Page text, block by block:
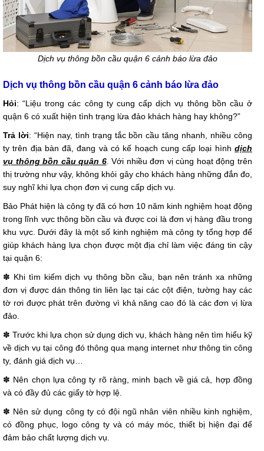
Dịch vụ thông bồn cầu quận 6 cảnh báo lừa đảo
Dịch vụ thông bồn cầu quận 6 cảnh báo lừa đảo
Hỏi: “Liệu trong các công ty cung cấp dịch vụ thông bồn cầu ở
quận 6 có xuất hiện tình trạng lừa đảo khách hàng hay không?”
Trả lời: “Hiện nay, tình trạng tắc bồn cầu tăng nhanh, nhiều công
ty trên địa bàn đã, đang và có kế hoạch cung cấp loại hình dịch
vụ thông bồn cầu quận 6. Với nhiều đơn vị cùng hoạt động trên
thị trường như vậy, không khỏi gây cho khách hàng những đắn đo,
suy nghĩ khi lựa chọn đơn vị cung cấp dịch vụ.
Bảo Phát hiện là công ty đã có hơn 10 năm kinh nghiệm hoạt động
trong lĩnh vực thông bồn cầu và được coi là đơn vị hàng đầu trong
khu vực. Dưới đây là một số kinh nghiệm mà công ty tổng hợp để
giúp khách hàng lựa chọn được một địa chỉ làm việc đáng tin cậy
tại quận 6:
✽ Khi tìm kiếm dịch vụ thông bồn cầu, bạn nên tránh xa những
đơn vị được dán thông tin liên lạc tại các cột điện, tường hay các
tờ rơi được phát trên đường vì khả năng cao đó là các đơn vị lừa
đảo.
✽ Trước khi lựa chọn sử dụng dịch vụ, khách hàng nên tìm hiểu kỹ
về dịch vụ tại công đó thông qua mạng internet như thông tin công
ty, đánh giá dịch vụ…
✽ Nên chọn lựa công ty rõ ràng, minh bạch về giá cả, hợp đồng
và có đầy đủ các giấy tờ hợp lệ.
✽ Nên sử dụng công ty có đội ngũ nhân viên nhiều kinh nghiệm,
có đồng phục, logo công ty và có máy móc, thiết bị hiện đại để
đảm bảo chất lượng dịch vụ.